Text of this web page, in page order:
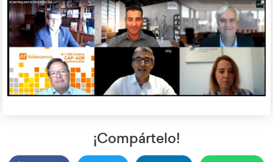
Formación perteneciente a la Estrategia Estatal de la
Mencionó también que con motivo del COVID-19, en sus
presenciales obligatorias relacionadas con docentes del
(profesores y psicólogos), futuros profesores y profesoras de
los cursos de mercancías peligrosas, habían permitido la
para garantizar la continuidad de las diferentes formaciones,
Francisco Paz, Director de RRII de AT Academia del